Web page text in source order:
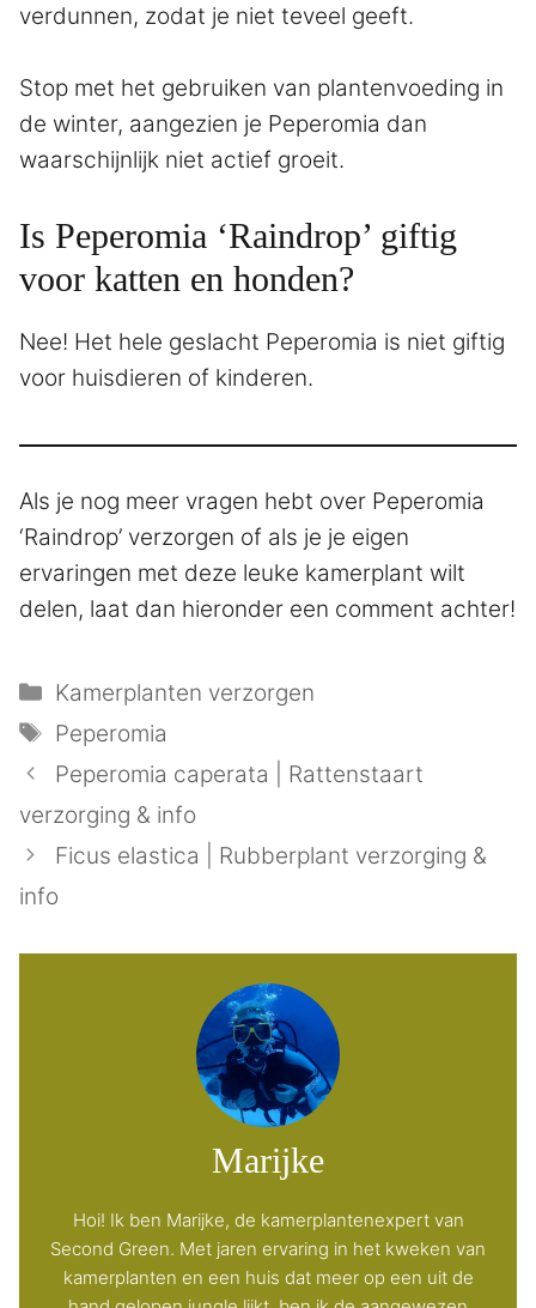
verdunnen, zodat je niet teveel geeft.
Stop met het gebruiken van plantenvoeding in
de winter, aangezien je Peperomia dan
waarschijnlijk niet actief groeit.
Is Peperomia ‘Raindrop’ giftig
voor katten en honden?
Nee! Het hele geslacht Peperomia is niet giftig
voor huisdieren of kinderen.
Als je nog meer vragen hebt over Peperomia
‘Raindrop’ verzorgen of als je je eigen
ervaringen met deze leuke kamerplant wilt
delen, laat dan hieronder een comment achter!
Categorieën
Kamerplanten verzorgen
Tags
Peperomia
Peperomia caperata | Rattenstaart
verzorging & info
Ficus elastica | Rubberplant verzorging &
info
Marijke
Hoi! Ik ben Marijke, de kamerplantenexpert van
Second Green. Met jaren ervaring in het kweken van
kamerplanten en een huis dat meer op een uit de